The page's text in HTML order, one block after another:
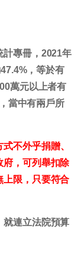
計專冊，2021年
，等於有
萬元以上者有
當中有兩戶所
不外乎捐贈、
府，可列舉扣除
上限，只要符合
就連立法院預算